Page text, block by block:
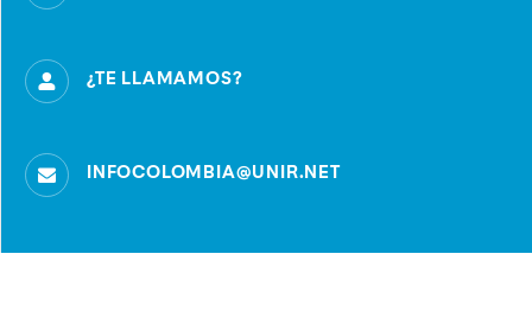
¿TE LLAMAMOS?
INFOCOLOMBIA@UNIR.NET